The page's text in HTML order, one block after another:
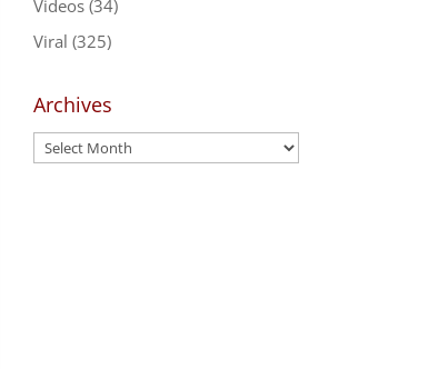
Videos(34)
Viral (325)
Archives
Archives